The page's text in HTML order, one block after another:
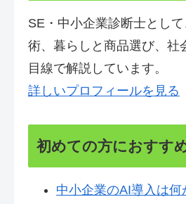
SE・中小企業診断士とし
術、暮らしと商品選び、社
目線で解説しています。
詳しいプロフィールを見る
初めての方におすす
中小企業のAI導入は何